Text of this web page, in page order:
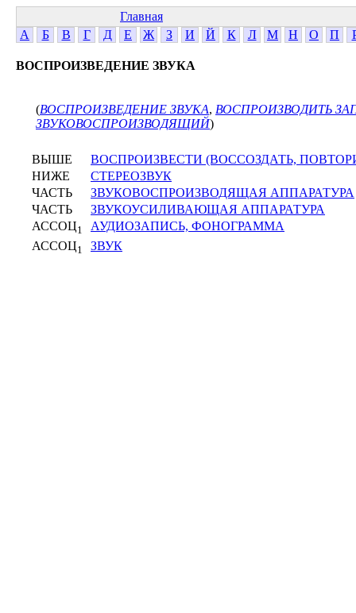
Главная
А
Б В Г Д Е Ж З И Й К Л М Н О П
ВОСПРОИЗВЕДЕНИЕ ЗВУКА
(ВОСПРОИЗВЕДЕНИЕ ЗВУКА, ВОСПРОИЗВОДИТЬ
ЗВУКОВОСПРОИЗВОДЯЩИЙ)
ВЫШЕ
ВОСПРОИЗВЕСТИ (ВОССОЗДАТЬ,
НИЖЕ
СТЕРЕОЗВУК
ЧАСТЬ
ЗВУКОВОСПРОИЗВОДЯЩАЯ АППАРАТУРА
ЧАСТЬ
ЗВУКОУСИЛИВАЮЩАЯ АППАРАТУРА
АССОЦ1
АУДИОЗАПИСЬ, ФОНОГРАММА
АССОЦ1 ЗВУК